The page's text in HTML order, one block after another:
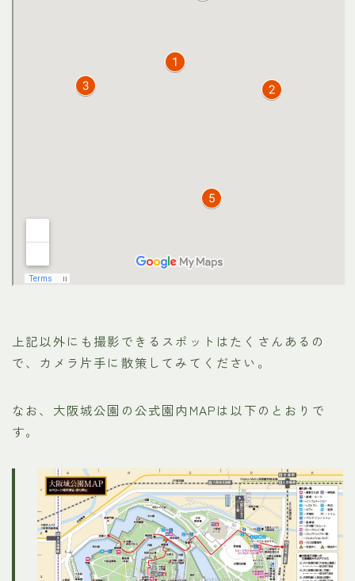
上記以外にも撮影できるスポットはたくさんあるの
で、カメラ片手に散策してみてください。
なお、大阪城公園の公式園内MAPは以下のとおりで
す。